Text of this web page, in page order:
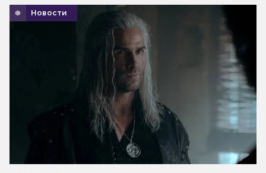
Новости